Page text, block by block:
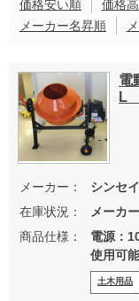
価格安い順
価格
メーカー名昇順
電
L
メーカー：
シンセイ
在庫状況：
メーカ
商品仕様：
電源：
使用可
土木用品